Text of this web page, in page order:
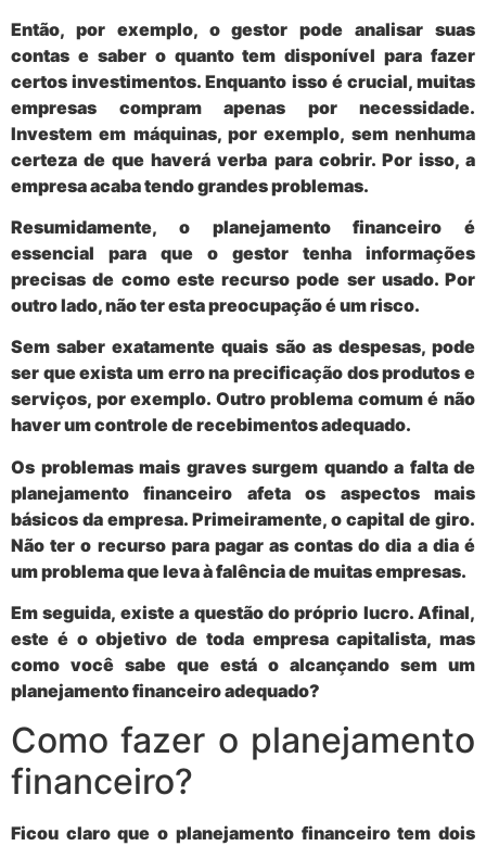
Então, por exemplo, o gestor pode analisar suas
contas e saber o quanto tem disponível para fazer
certos investimentos. Enquanto isso é crucial, muitas
empresas compram apenas por necessidade.
Investem em máquinas, por exemplo, sem nenhuma
certeza de que haverá verba para cobrir. Por isso, a
empresa acaba tendo grandes problemas.
Resumidamente, o planejamento financeiro é
essencial para que o gestor tenha informações
precisas de como este recurso pode ser usado. Por
outro lado, não ter esta preocupação é um risco.
Sem saber exatamente quais são as despesas, pode
ser queexista um erro na precificação dos produtos e
serviços, por exemplo. Outro problema comum é não
haver um controle de recebimentos adequado.
Os problemas mais graves surgem quando a falta de
planejamento financeiro afeta os aspectos mais
básicos da empresa. Primeiramente, o capital de giro.
Não ter o recurso para pagar as contas do dia a dia é
um problema que leva à falência de muitas empresas.
Em seguida, existe a questão do próprio lucro. Afinal,
este é o objetivo de toda empresa capitalista, mas
como você sabe que está o alcançando sem um
planejamento financeiro adequado?
Como fazer o planejamento
financeiro?
Ficou claro que o planejamento financeiro tem dois